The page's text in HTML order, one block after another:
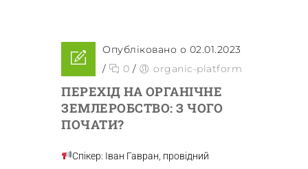
Опубліковано о 02.01.2023
/
0 / organic-platform
ПЕРЕХІД НА ОРГАНІЧНЕ
ЗЕМЛЕРОБСТВО: З ЧОГО
ПОЧАТИ?
Спікер: Іван Гавран, провідний